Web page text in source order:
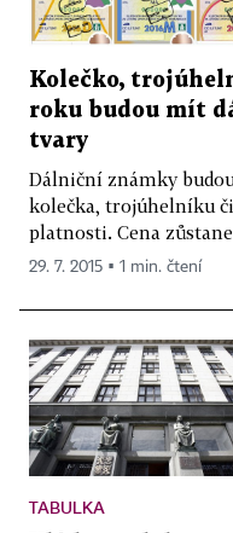
Kolečko,
roku budou mít
tvary
Dálniční známky
kolečka, trojúhelníku
platnosti. Cena
29. 7. 2015 ▪ 1 min. čtení
TABULKA